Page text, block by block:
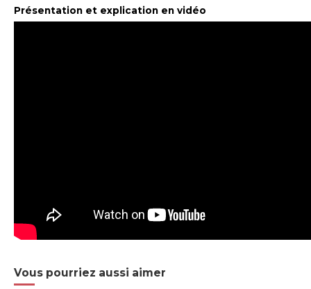
Présentation et explication en vidéo
Vous pourriez aussi aimer